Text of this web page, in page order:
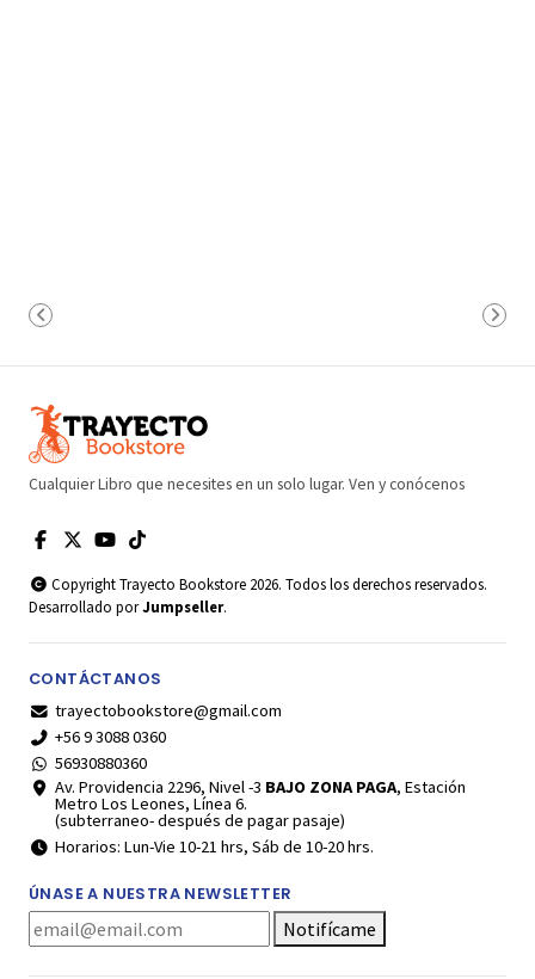
Cualquier Libro que necesites en un solo lugar. Ven y conócenos
Copyright Trayecto Bookstore 2026. Todos los derechos reservados.
Desarrollado porJumpseller.
CONTÁCTANOS
trayectobookstore@gmail.com
+56 9 3088 0360
56930880360
Av. Providencia 2296, Nivel -3 BAJO ZONA PAGA, Estación
Metro Los Leones, Línea 6.
(subterraneo- después de pagar pasaje)
Horarios: Lun-Vie 10-21 hrs, Sáb de 10-20 hrs.
ÚNASE A NUESTRA NEWSLETTER
Notifícame